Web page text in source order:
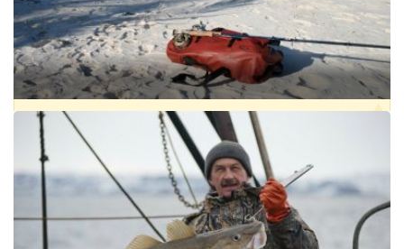
от 70 000 ₽
КАРИБСКОЕ МОРЕ
РЕГИОН: АМЕРИКА, МЕКСИКА, ВЕСЬ РЕГИОН
ПРОЖИВАНИЕ:
ЕСТЬ